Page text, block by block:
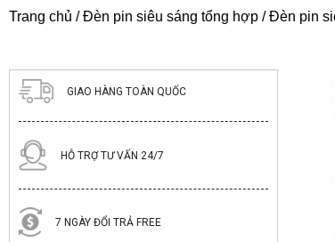
Trang chủ /Đèn pin siêu sáng tổng hợp / Đèn pin
GIAO HÀNG TOÀN QUỐC
HỖ TRỢ TƯ VẤN 24/7
7 NGÀY ĐỔI TRẢ FREE